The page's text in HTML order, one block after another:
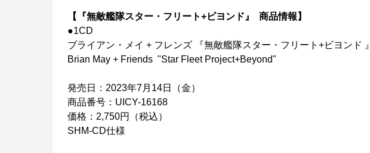
【『無敵艦隊スター・フリート+ビヨンド』 商品情報】
●1CD
ブライアン・メイ + フレンズ 『無敵艦隊スター・フリート+ビヨンド 』
Brian May + Friends "Star Fleet Project+Beyond"
発売日：2023年7月14日（金）
商品番号：UICY-16168
価格：2,750円（税込）
SHM-CD仕様